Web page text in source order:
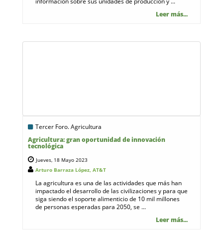
Leer más...
Tercer Foro. Agricultura
Agricultura: gran oportunidad de innovación
tecnológica
Jueves, 18 Mayo 2023
Arturo Barraza López, AT&T
La agricultura es una de las actividades que más han
impactado el desarrollo de las civilizaciones y para que
siga siendo el soporte alimenticio de 10 mil millones
de personas esperadas para 2050, se ...
Leer más...